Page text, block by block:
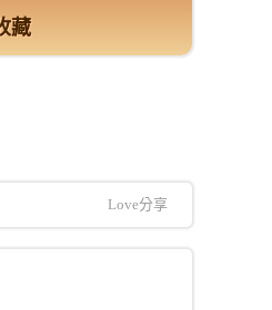
藏
Love分享